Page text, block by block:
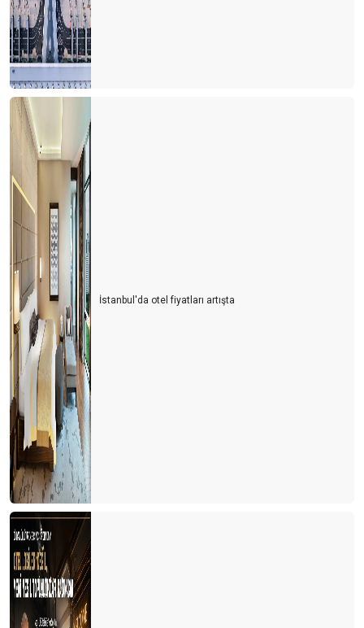
Her kafadan bir ses çıkıyor
Turiste serbest vatandaşa yasak
Turizmcinin işi papatya falına kaldı
İstanbul'da otel fiyatları artışta